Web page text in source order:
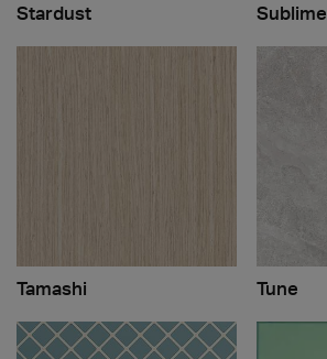
Stardust Sublime
Tamashi Tune